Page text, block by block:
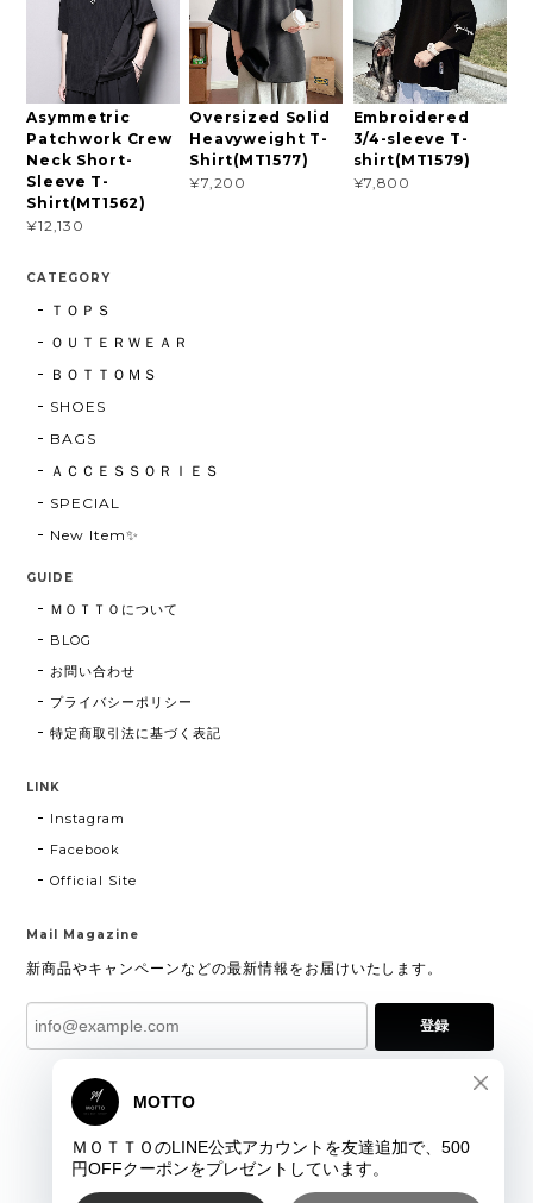
Asymmetric
Patchwork Crew
Neck Short-
Sleeve T-
Shirt(MT1562)
¥12,130
Oversized Solid
Heavyweight T-
Shirt(MT1577)
¥7,200
Embroidered
3/4-sleeve T-
shirt(MT1579)
¥7,800
CATEGORY
ＴＯＰＳ
ＯＵＴＥＲＷＥＡＲ
ＢＯＴＴＯＭＳ
SHOES
BAGS
ＡＣＣＥＳＳＯＲＩＥＳ
SPECIAL
New Item✨
GUIDE
ＭＯＴＴＯについて
BLOG
お問い合わせ
プライバシーポリシー
特定商取引法に基づく表記
LINK
Instagram
Facebook
Official Site
Mail Magazine
新商品やキャンペーンなどの最新情報をお届けいたします。
登録